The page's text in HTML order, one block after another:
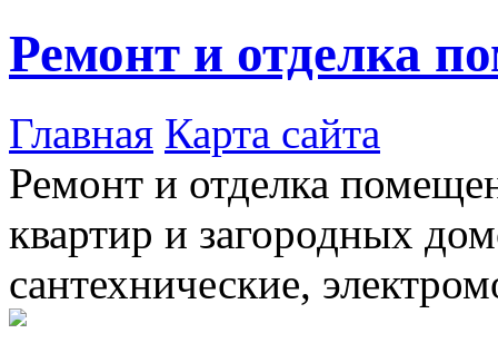
Ремонт и отделка
Главная Карта сайта
Ремонт и отделка
квартир и загородных
сантехнические,